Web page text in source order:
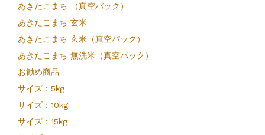
あきたこまち （真空パック）
あきたこまち 玄米
あきたこまち 玄米（真空パック）
あきたこまち 無洗米（真空パック）
お勧め商品
サイズ：5kg
サイズ：10kg
サイズ：15kg